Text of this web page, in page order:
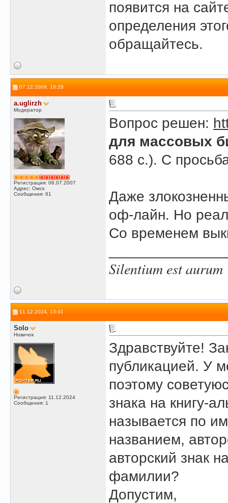
появится на
определения
обращайтесь.
07.12.2009, 18:28
a.uglirzh
Модератор
Регистрация: 06.07.2007
Адрес: Омск
Сообщения: 61
Вопрос решен:
для массовых
688 с.). С
Даже
оф-лайн. Но
Со временем
Silentium est aurum
11.12.2024, 13:41
Solo
Новичок
Регистрация: 11.12.2024
Сообщения: 1
Здравствуйте!
публикацией. У
поэтому
знака на книгу-
называется по
названием,
авторский знак
фамилии?
Допустим,